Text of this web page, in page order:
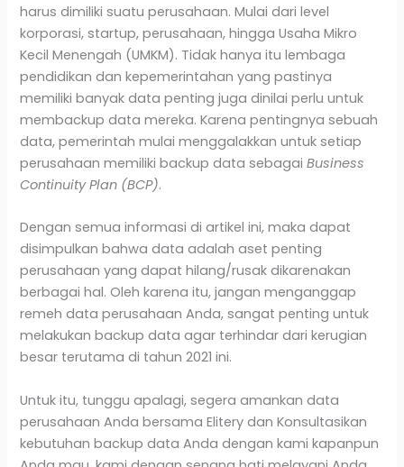
harus dimiliki suatu perusahaan. Mulai dari level
korporasi, startup, perusahaan, hingga Usaha Mikro
Kecil Menengah (UMKM). Tidak hanya itu lembaga
pendidikan dan kepemerintahan yang pastinya
memiliki banyak data penting juga dinilai perlu untuk
membackup data mereka. Karena pentingnya sebuah
data, pemerintah mulai menggalakkan untuk setiap
perusahaan memiliki backup data sebagaiBusiness
Continuity Plan (BCP).
Dengan semua informasi di artikel ini, maka dapat
disimpulkan bahwa data adalah aset penting
perusahaan yang dapat hilang/rusak dikarenakan
berbagai hal. Oleh karena itu, jangan menganggap
remeh data perusahaan Anda, sangat penting untuk
melakukan backup data agar terhindar dari kerugian
besar terutama di tahun 2021 ini.
Untuk itu, tunggu apalagi, segera amankan data
perusahaan Anda bersama Elitery dan Konsultasikan
kebutuhan backup data Anda dengan kami kapanpun